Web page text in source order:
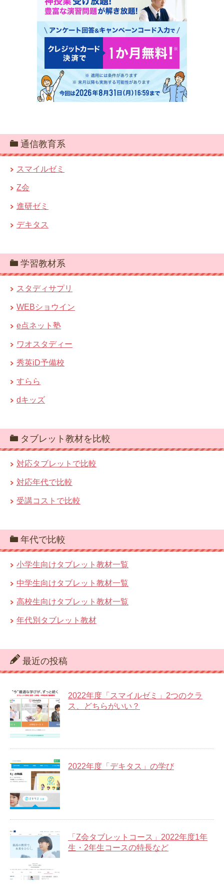
通信教育系
スマイルゼミ
Z会
進研ゼミ
デキタス
学習教材系
スタディサプリ
WEBショウイン
e点ネット塾
ワオスタディー
秀英iD予備校
すらら
dキッズ
タブレット教材を比較
対応タブレットで比較
対応年代で比較
受講コストで比較
年代で比較
小学生向けタブレット教材一覧
中学生向けタブレット教材一覧
高校生向けタブレット教材一覧
年代別タブレット教材
最近の投稿
2022年度「スマイルゼミ」2つのクラ
ス、どちらがいい？
2022年度「デキタス」の学び
「Z会タブレットコース」2022年度1年
生・2年生コースの特長など